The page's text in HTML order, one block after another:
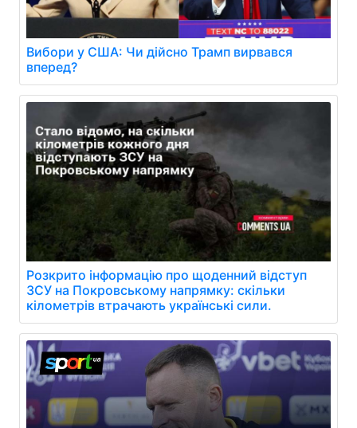
Вибори у США: Чи дійсно Трамп вирвався
вперед?
Розкрито інформацію про щоденний відступ
ЗСУ на Покровському напрямку: скільки
кілометрів втрачають українські сили.